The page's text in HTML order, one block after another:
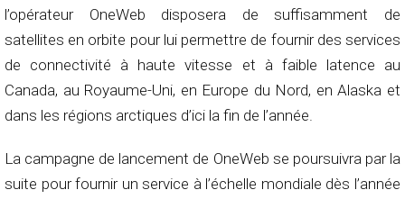
l’opérateur OneWeb disposera de suffisamment de
satellites en orbite pour lui permettre de fournir des services
de connectivité à haute vitesse et à faible latence au
Canada, au Royaume-Uni, en Europe du Nord, en Alaska et
dans les régions arctiques d’ici la fin de l’année.
La campagne de lancement de OneWeb se poursuivra par la
suite pour fournir un service à l’échelle mondiale dès l’année